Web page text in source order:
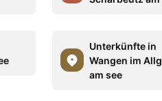
Unterkünfte in
Wangen im
am see